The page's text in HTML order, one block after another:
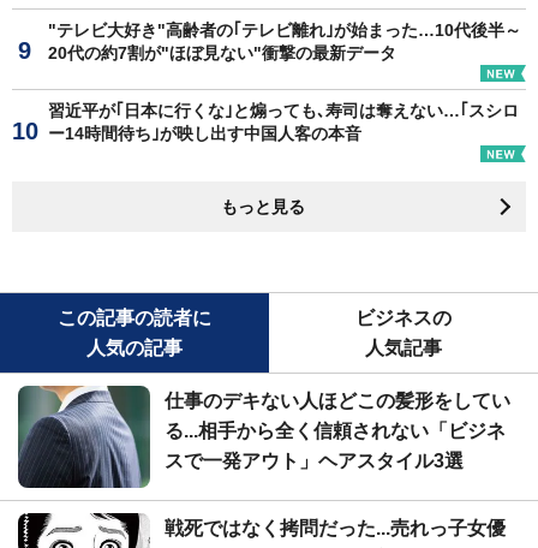
"テレビ大好き"高齢者の｢テレビ離れ｣が始まった…10代後半～
20代の約7割が"ほぼ見ない"衝撃の最新データ
習近平が｢日本に行くな｣と煽っても､寿司は奪えない…｢スシロ
ー14時間待ち｣が映し出す中国人客の本音
もっと見る
この記事の読者に
人気の記事
ビジネスの
人気記事
仕事のデキない人ほどこの髪形をしてい
る...相手から全く信頼されない「ビジネ
スで一発アウト」ヘアスタイル3選
戦死ではなく拷問だった...売れっ子女優